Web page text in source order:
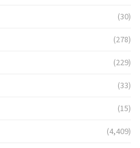
(30)
(278)
(229)
(33)
(15)
(4,409)